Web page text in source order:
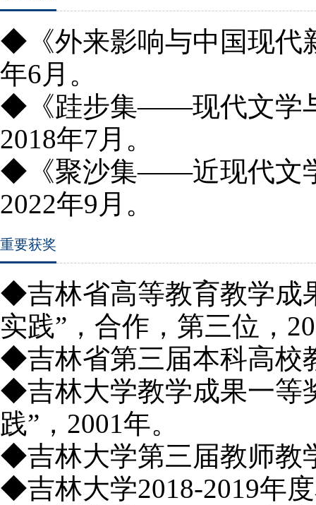
◆《外来影响与中国现代
年6月。
◆ 《跬步集——现代文学
2018年7月。
◆《聚沙集——近现代文
2022年9月。
重要获奖
◆吉林省高等教育教学成
实践”，合作，第三位，
◆吉林省第三届本科高校
◆吉林大学教学成果一等
践”，2001年。
◆吉林大学第三届教师教
◆吉林大学2018-2019年